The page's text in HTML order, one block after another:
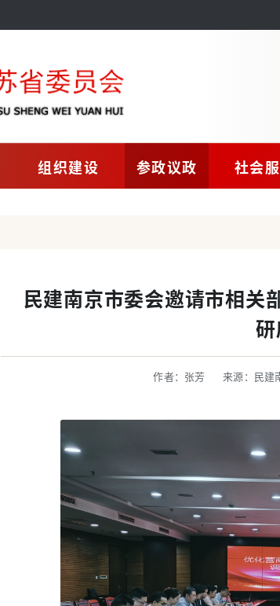
组织建设 参政议政 社会
民建南京市委会邀请市相关
作者：张芳 来源：民建